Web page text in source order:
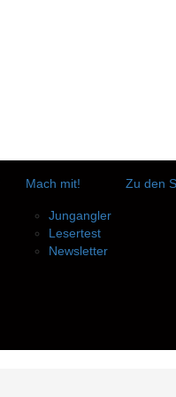
Mach mit!
Jungangler
Lesertest
Newsletter
Zu den